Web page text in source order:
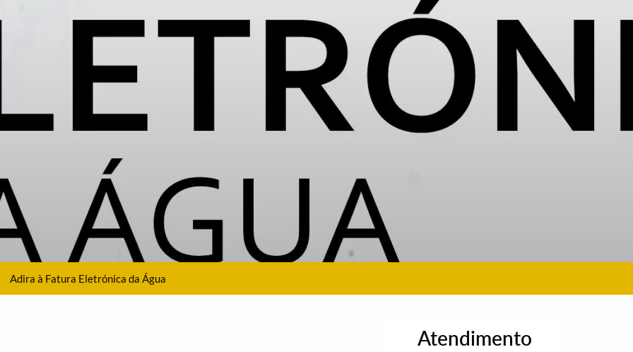
Adira à Fatura Eletrónica da Água
Atendimento